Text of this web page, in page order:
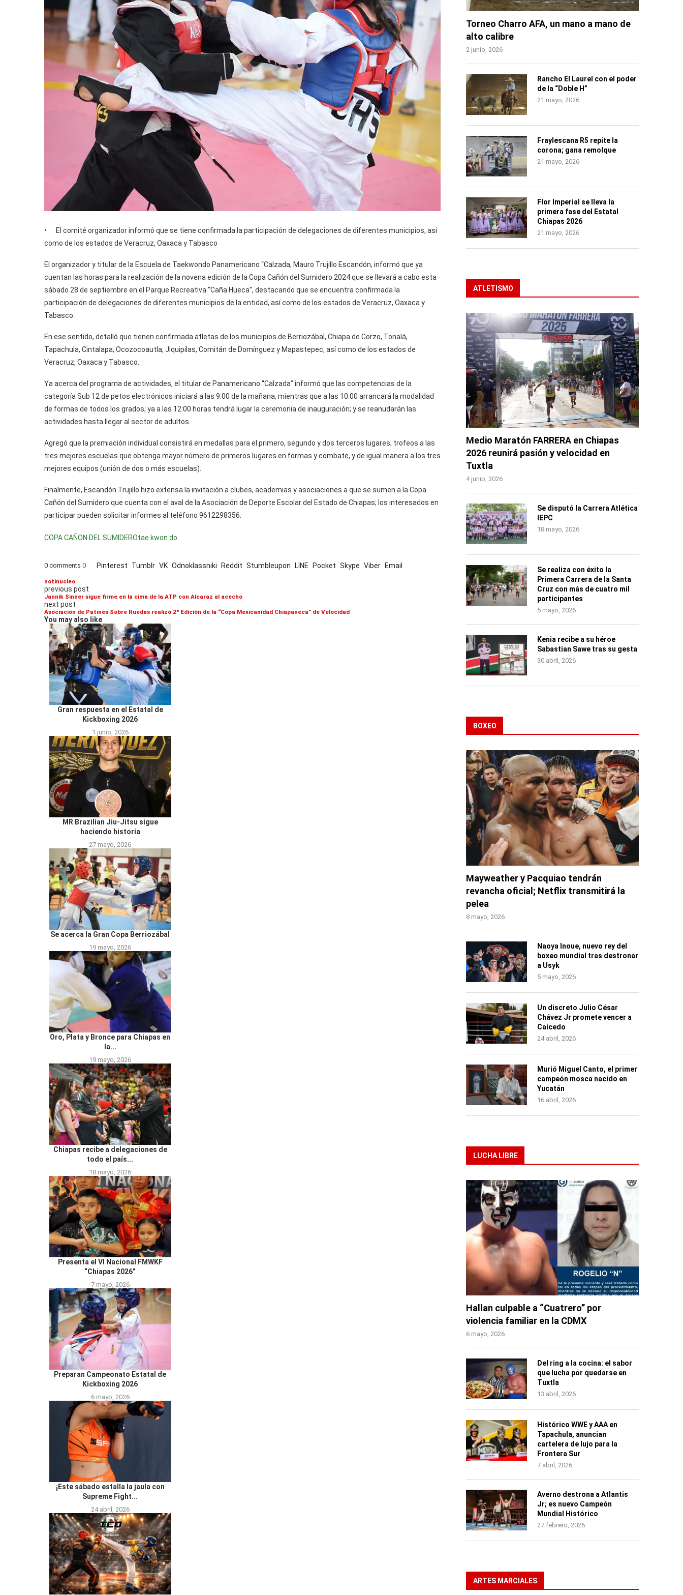
• El comité organizador informó que se tiene confirmada la participación de delegaciones de diferentes municipios, así
como de los estados de Veracruz, Oaxaca y Tabasco
El organizador y titular de la Escuela de Taekwondo Panamericano “Calzada, Mauro Trujillo Escandón, informó que ya
cuentan las horas para la realización de la novena edición de la Copa Cañón del Sumidero 2024 que se llevará a cabo esta
sábado 28 de septiembre en el Parque Recreativa “Caña Hueca”, destacando que se encuentra confirmada la
participación de delegaciones de diferentes municipios de la entidad, así como de los estados de Veracruz, Oaxaca y
Tabasco.
En ese sentido, detalló que tienen confirmada atletas de los municipios de Berriozábal, Chiapa de Corzo, Tonalá,
Tapachula, Cintalapa, Ocozocoautla, Jiquipilas, Comitán de Domínguez y Mapastepec, así como de los estados de
Veracruz, Oaxaca y Tabasco.
Ya acerca del programa de actividades, el titular de Panamericano “Calzada” informó que las competencias de la
categoría Sub 12 de petos electrónicos iniciará a las 9:00 de la mañana, mientras que a las 10:00 arrancará la modalidad
de formas de todos los grados; ya a las 12:00 horas tendrá lugar la ceremonia de inauguración; y se reanudarán las
actividades hasta llegar al sector de adultos.
Agregó que la premiación individual consistirá en medallas para el primero, segundo y dos terceros lugares; trofeos a las
tres mejores escuelas que obtenga mayor número de primeros lugares en formas y combate, y de igual manera a los tres
mejores equipos (unión de dos o más escuelas).
Finalmente, Escandón Trujillo hizo extensa la invitación a clubes, academias y asociaciones a que se sumen a la Copa
Cañón del Sumidero que cuenta con el aval de la Asociación de Deporte Escolar del Estado de Chiapas; los interesados en
participar pueden solicitar informes al teléfono 9612298356.
COPA CAÑON DEL SUMIDEROtae kwon do
0 comments 0 Pinterest Tumblr VK Odnoklassniki Reddit Stumbleupon LINE Pocket Skype Viber Email
notinucleo
previous post
Jannik Sinner sigue firme en la cima de la ATP con Alcaraz al acecho
next post
Asociación de Patines Sobre Ruedas realizó 2ª Edición de la “Copa Mexicanidad Chiapaneca” de Velocidad
You may also like
Gran respuesta en el Estatal de
Kickboxing 2026
1 junio, 2026
MR Brazilian Jiu-Jitsu sigue
haciendo historia
27 mayo, 2026
Se acerca la Gran Copa Berriozábal
19 mayo, 2026
Oro, Plata y Bronce para Chiapas en
la...
19 mayo, 2026
Chiapas recibe a delegaciones de
todo el país...
18 mayo, 2026
Presenta el VI Nacional FMWKF
“Chiapas 2026”
7 mayo, 2026
Preparan Campeonato Estatal de
Kickboxing 2026
6 mayo, 2026
¡Este sábado estalla la jaula con
Supreme Fight...
24 abril, 2026
Torneo Charro AFA, un mano a mano de
alto calibre
2 junio, 2026
Rancho El Laurel con el poder
de la “Doble H”
21 mayo, 2026
Fraylescana R5 repite la
corona; gana remolque
21 mayo, 2026
Flor Imperial se lleva la
primera fase del Estatal
Chiapas 2026
21 mayo, 2026
ATLETISMO
Medio Maratón FARRERA en Chiapas
2026 reunirá pasión y velocidad en
Tuxtla
4 junio, 2026
Se disputó la Carrera Atlética
IEPC
18 mayo, 2026
Se realiza con éxito la
Primera Carrera de la Santa
Cruz con más de cuatro mil
participantes
5 mayo, 2026
Kenia recibe a su héroe
Sabastian Sawe tras su gesta
30 abril, 2026
BOXEO
Mayweather y Pacquiao tendrán
revancha oficial; Netflix transmitirá la
pelea
8 mayo, 2026
Naoya Inoue, nuevo rey del
boxeo mundial tras destronar
a Usyk
5 mayo, 2026
Un discreto Julio César
Chávez Jr promete vencer a
Caicedo
24 abril, 2026
Murió Miguel Canto, el primer
campeón mosca nacido en
Yucatán
16 abril, 2026
LUCHA LIBRE
Hallan culpable a “Cuatrero” por
violencia familiar en la CDMX
6 mayo, 2026
Del ring a la cocina: el sabor
que lucha por quedarse en
Tuxtla
13 abril, 2026
Histórico WWE y AAA en
Tapachula, anuncian
cartelera de lujo para la
Frontera Sur
7 abril, 2026
Averno destrona a Atlantis
Jr; es nuevo Campeón
Mundial Histórico
27 febrero, 2026
ARTES MARCIALES